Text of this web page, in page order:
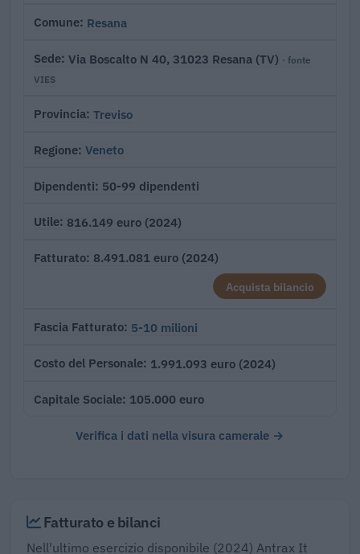
Comune Resana
Sede Via Boscalto N 40, 31023 Resana (TV) · fonte
VIES
Provincia Treviso
Regione Veneto
Dipendenti 50-99 dipendenti
Utile 816.149 euro (2024)
Fatturato 8.491.081 euro (2024)
Acquista bilancio
Fascia Fatturato 5-10 milioni
Costo del Personale 1.991.093 euro (2024)
Capitale Sociale 105.000 euro
Verifica i dati nella visura camerale →
Fatturato e bilanci
Nell'ultimo esercizio disponibile (2024) Antrax It